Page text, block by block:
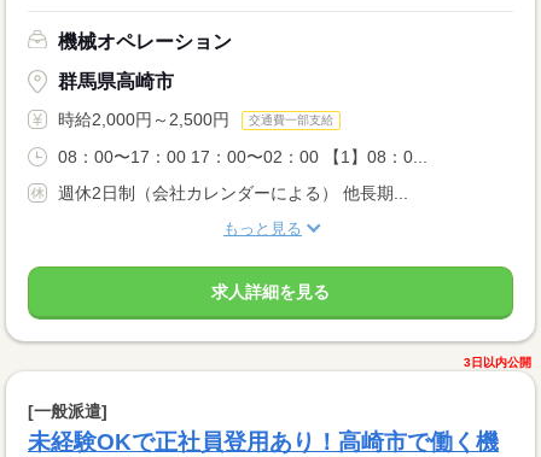
機械オペレーション
群馬県高崎市
時給2,000円～2,500円 交通費一部支給
08：00〜17：00 17：00〜02：00 【1】08：0...
週休2日制（会社カレンダーによる） 他長期...
もっと見る
求人詳細を見る
3日以内公開
[一般派遣]
未経験OKで正社員登用あり！高崎市で働く機